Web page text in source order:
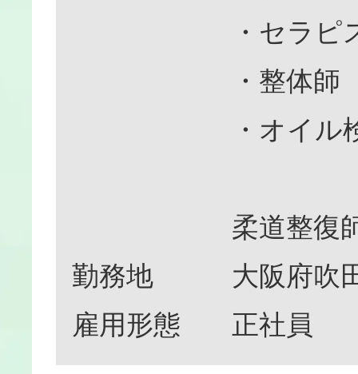
・セラピ
・整体師
・オイル
柔道整復
勤務地
大阪府吹
雇用形態
正社員